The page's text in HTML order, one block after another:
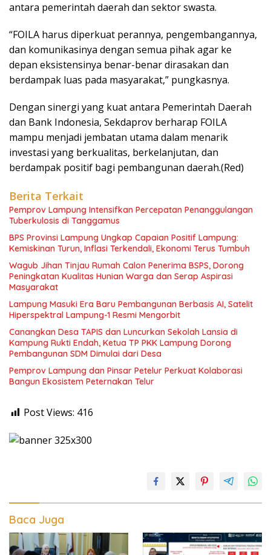
antara pemerintah daerah dan sektor swasta.
“FOILA harus diperkuat perannya, pengembangannya,
dan komunikasinya dengan semua pihak agar ke
depan eksistensinya benar-benar dirasakan dan
berdampak luas pada masyarakat,” pungkasnya.
Dengan sinergi yang kuat antara Pemerintah Daerah
dan Bank Indonesia, Sekdaprov berharap FOILA
mampu menjadi jembatan utama dalam menarik
investasi yang berkualitas, berkelanjutan, dan
berdampak positif bagi pembangunan daerah.(Red)
Berita Terkait
Pemprov Lampung Intensifkan Percepatan Penanggulangan
Tuberkulosis di Tanggamus
BPS Provinsi Lampung Ungkap Capaian Positif Lampung:
Kemiskinan Turun, Inflasi Terkendali, Ekonomi Terus Tumbuh
Wagub Jihan Tinjau Rumah Calon Penerima BSPS, Dorong
Peningkatan Kualitas Hunian Warga dan Serap Aspirasi
Masyarakat
Lampung Masuki Era Baru Pembangunan Berbasis AI, Satelit
Hiperspektral Lampung-1 Resmi Mengorbit
Canangkan Desa TAPIS dan Luncurkan Sekolah Lansia di
Kampung Rukti Endah, Ketua TP PKK Lampung Dorong
Pembangunan SDM Dimulai dari Desa
Pemprov Lampung dan Pinsar Petelur Perkuat Kolaborasi
Bangun Ekosistem Peternakan Telur
Post Views: 416
Baca Juga